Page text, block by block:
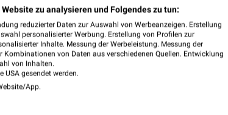
zu analysieren und Folgendes zu tun:
reduzierter Daten zur Auswahl von Werbeanzeigen. Erstellung
personalisierter Werbung. Erstellung von Profilen zur
Inhalte. Messung der Werbeleistung. Messung der
von Daten aus verschiedenen Quellen. Entwicklung
von Inhalten.
USA gesendet werden.
App.